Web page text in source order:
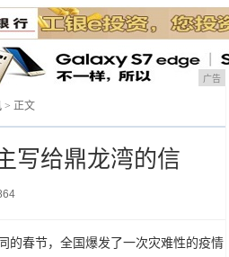
广告
> 正文
写给鼎龙湾的信
的春节，全国爆发了一次灾难性的疫情